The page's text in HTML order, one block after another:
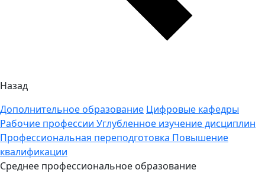
Назад
Дополнительное образование Цифровые кафедры
Рабочие профессии Углубленное изучение дисциплин
Профессиональная переподготовка Повышение
квалификации
Среднее профессиональное образование